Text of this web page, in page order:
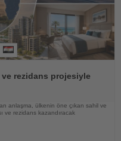
ve rezidans projesiyle
anlaşma, ülkenin öne çıkan sahil ve
ve rezidans kazandıracak